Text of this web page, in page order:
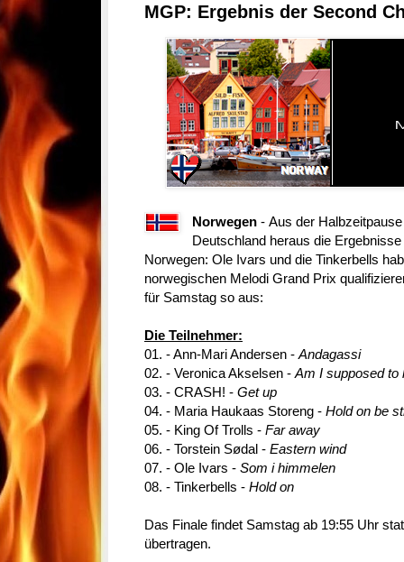
MGP: Ergebnis der Second
Norwegen - Aus der
Deutschland heraus die
Norwegen: Ole Ivars und die Tinkerbells
norwegischen Melodi Grand Prix
für Samstag so aus:
Die Teilnehmer:
01. - Ann-Mari Andersen - Andagassi
02. - Veronica Akselsen - Am I supposed to
03. - CRASH! - Get up
04. - Maria Haukaas Storeng - Hold on be
05. - King Of Trolls - Far away
06. - Torstein Sødal - Eastern wind
07. - Ole Ivars - Som i himmelen
08. - Tinkerbells - Hold on
Das Finale findet Samstag ab 19:55 Uhr
übertragen.